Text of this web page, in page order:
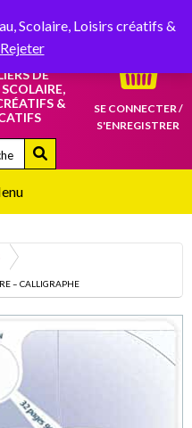
/
DE
&
SE CONNECTER /
S'ENREGISTRER
– CALLIGRAPHE
Scolaire, Loisirs créatifs &
Rejeter